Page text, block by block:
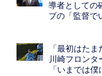
導者としての
ブの「監督で
「最初はた
川崎フロンタ
「いまでは